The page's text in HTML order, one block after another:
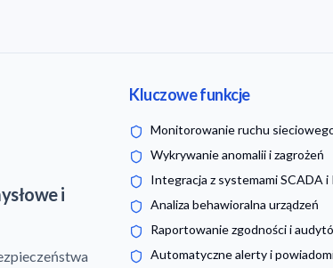
i
Kluczowe funkcje
Monitorowanie ruchu
Wykrywanie anomalii i zagrożeń
Integracja z systemami SCADA i
Analiza behawioralna urządzeń
Raportowanie zgodności i
Automatyczne alerty i